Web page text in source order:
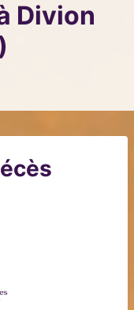
Divion